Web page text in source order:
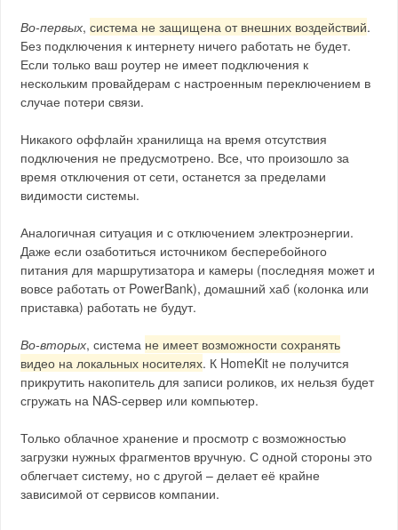
Во-первых,система не защищена от внешних воздействий.
Без подключения к интернету ничего работать не будет.
Если только ваш роутер не имеет подключения к
нескольким провайдерам с настроенным переключением в
случае потери связи.
Никакого оффлайн хранилища на время отсутствия
подключения не предусмотрено. Все, что произошло за
время отключения от сети, останется за пределами
видимости системы.
Аналогичная ситуация и с отключением электроэнергии.
Даже если озаботиться источником бесперебойного
питания для маршрутизатора и камеры (последняя может и
вовсе работать от PowerBank), домашний хаб (колонка или
приставка) работать не будут.
Во-вторых, система не имеет возможности сохранять
видео на локальных носителях. К HomeKit не получится
прикрутить накопитель для записи роликов, их нельзя будет
сгружать на NAS-сервер или компьютер.
Только облачное хранение и просмотр с возможностью
загрузки нужных фрагментов вручную. С одной стороны это
облегчает систему, но с другой – делает её крайне
зависимой от сервисов компании.